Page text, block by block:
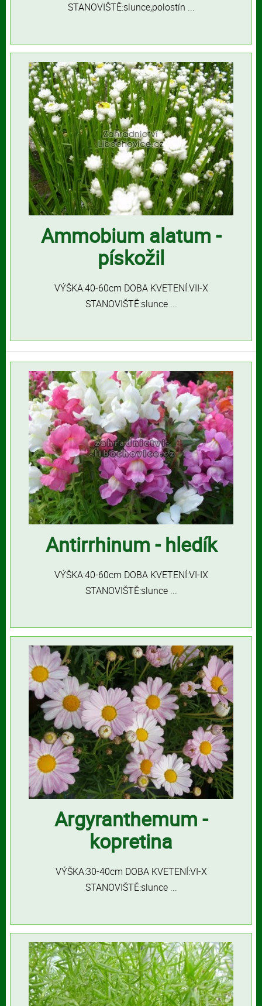
STANOVIŠTĚ:slunce,polostín ...
Ammobium alatum -
pískožil
VÝŠKA:40-60cm DOBA KVETENÍ:VII-X
STANOVIŠTĚ:slunce ...
Antirrhinum - hledík
VÝŠKA:40-60cm DOBA KVETENÍ:VI-IX
STANOVIŠTĚ:slunce ...
Argyranthemum -
kopretina
VÝŠKA:30-40cm DOBA KVETENÍ:VI-X
STANOVIŠTĚ:slunce ...